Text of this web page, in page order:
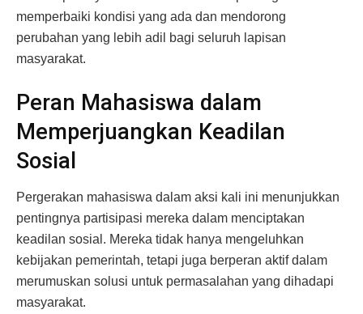
memperbaiki kondisi yang ada dan mendorong
perubahan yang lebih adil bagi seluruh lapisan
masyarakat.
Peran Mahasiswa dalam
Memperjuangkan Keadilan
Sosial
Pergerakan mahasiswa dalam aksi kali ini menunjukkan
pentingnya partisipasi mereka dalam menciptakan
keadilan sosial. Mereka tidak hanya mengeluhkan
kebijakan pemerintah, tetapi juga berperan aktif dalam
merumuskan solusi untuk permasalahan yang dihadapi
masyarakat.